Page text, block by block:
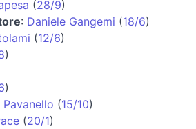
(28/9)
: Daniele Gangemi (18/6)
(12/6)
)
)
Pavanello (15/10)
(20/1)